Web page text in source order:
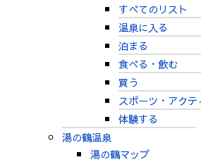
すべてのリスト
温泉に入る
泊まる
食べる・飲む
買う
スポーツ・アクテ
体験する
湯の鶴温泉
湯の鶴マップ